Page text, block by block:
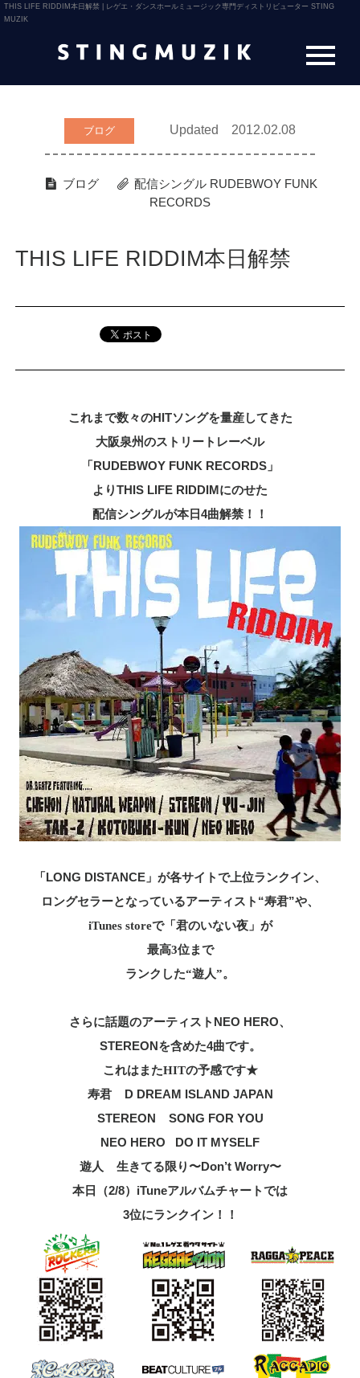
THIS LIFE RIDDIM本日解禁 | レゲエ・ダンスホールミュージック専門ディストリビューター STING
MUZIK
ブログ Updated 2012.02.08
ブログ 配信シングル RUDEBWOY FUNK
RECORDS
THIS LIFE RIDDIM本日解禁
これまで数々のHITソングを量産してきた
大阪泉州のストリートレーベル
「RUDEBWOY FUNK RECORDS」
よりTHIS LIFE RIDDIMにのせた
配信シングルが本日4曲解禁！！
「LONG DISTANCE」が各サイトで上位ランクイン、
ロングセラーとなっているアーティスト“寿君”や、
iTunes storeで「君のいない夜」が
最高3位まで
ランクした“遊人”。
さらに話題のアーティストNEO HERO、
STEREONを含めた4曲です。
これはまたHITの予感です★
寿君 D DREAM ISLAND JAPAN
STEREON SONG FOR YOU
NEO HERO DO IT MYSELF
遊人 生きてる限り〜Don’t Worry〜
本日（2/8）iTuneアルバムチャートでは
3位にランクイン！！